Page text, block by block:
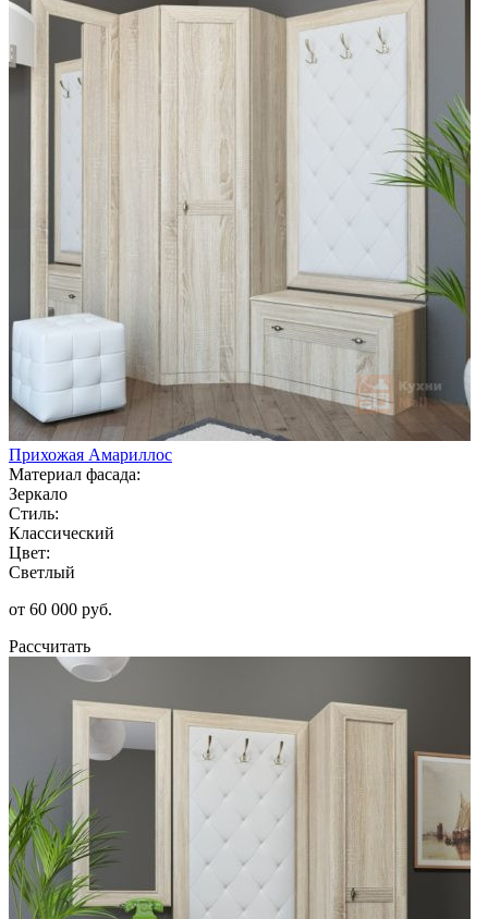
Прихожая Амариллос
Материал фасада:
Зеркало
Стиль:
Классический
Цвет:
Светлый
от 60 000 руб.
Рассчитать